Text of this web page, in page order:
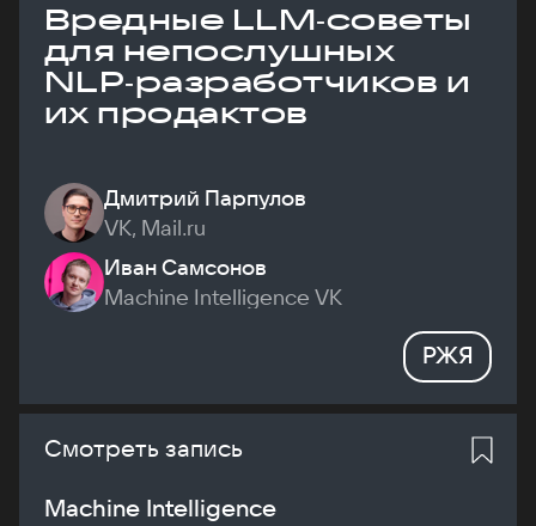
Вредные LLM‑советы
для непослушных
NLP‑разработчиков и
их продактов
Дмитрий Парпулов
VK, Mail.ru
Иван Самсонов
Machine Intelligence VK
РЖЯ
Смотреть запись
Machine Intelligence